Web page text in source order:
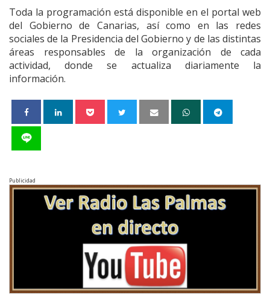
Toda la programación está disponible en el portal web
del Gobierno de Canarias, así como en las redes
sociales de la Presidencia del Gobierno y de las distintas
áreas responsables de la organización de cada
actividad, donde se actualiza diariamente la
información.
Publicidad